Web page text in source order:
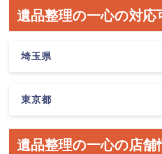
遺品整理の一心の対応
埼玉県
東京都
遺品整理の一心の店舗